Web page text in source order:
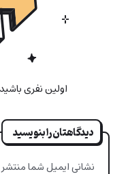
اولین نفری
دیدگاهتان را بنویسید
نشانی ایمیل شما